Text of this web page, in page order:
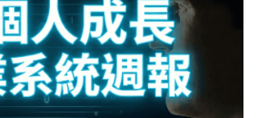
族的 AI 學